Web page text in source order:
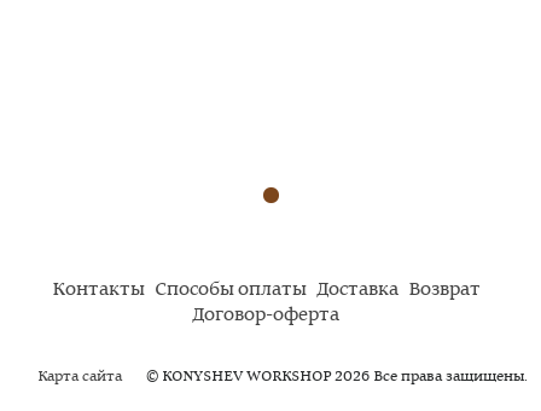
Контакты Способы оплаты Доставка Возврат
Договор-оферта
Карта сайта © KONYSHEV WORKSHOP 2026 Все права защищены.